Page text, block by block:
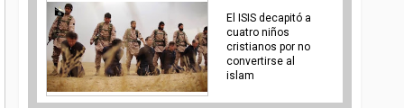
El ISIS decapitó a
cuatro niños
cristianos por no
convertirse al
islam